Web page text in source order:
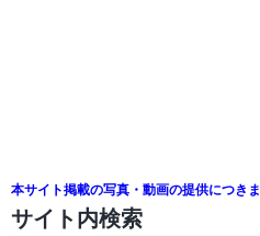
本サイト掲載の写真・動画の提供につき
サイト内検索